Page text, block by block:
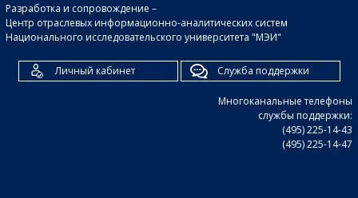
Разработка и сопровождение –
Центр отраслевых информационно-аналитических систем
Национального исследовательского университета "МЭИ"
Личный кабинет Служба поддержки
Многоканальные телефоны
службы поддержки:
(495) 225-14-43
(495) 225-14-47